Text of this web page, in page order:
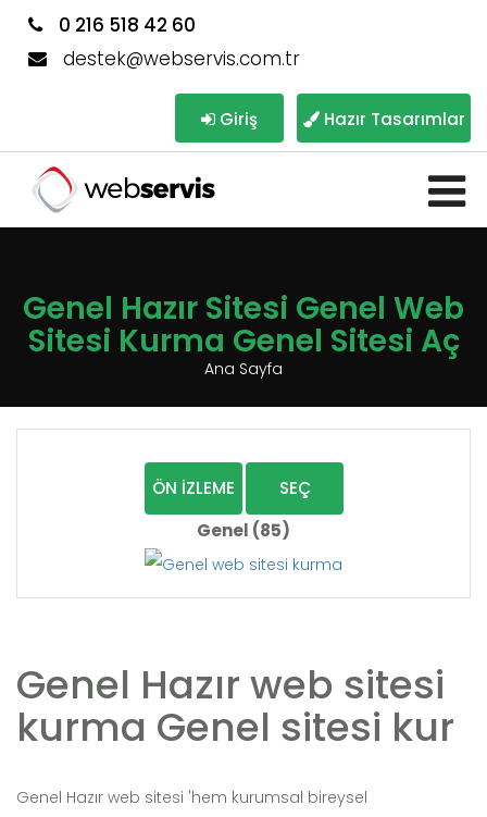
0 216 518 42 60
destek@webservis.com.tr
Hazır Tasarımlar
Giriş
Genel Hazır Sitesi Genel Web
Sitesi Kurma Genel Sitesi Aç
Ana Sayfa
ÖN İZLEME
SEÇ
Genel (85)
Genel Hazır web sitesi
kurma Genel sitesi kur
Genel Hazır web sitesi 'hem kurumsal bireysel